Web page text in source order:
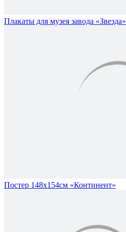
Плакаты для музея завода «Звезда»
Постер 148х154см «Континент»